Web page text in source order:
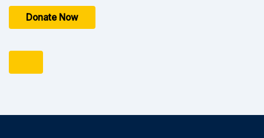
Donate Now